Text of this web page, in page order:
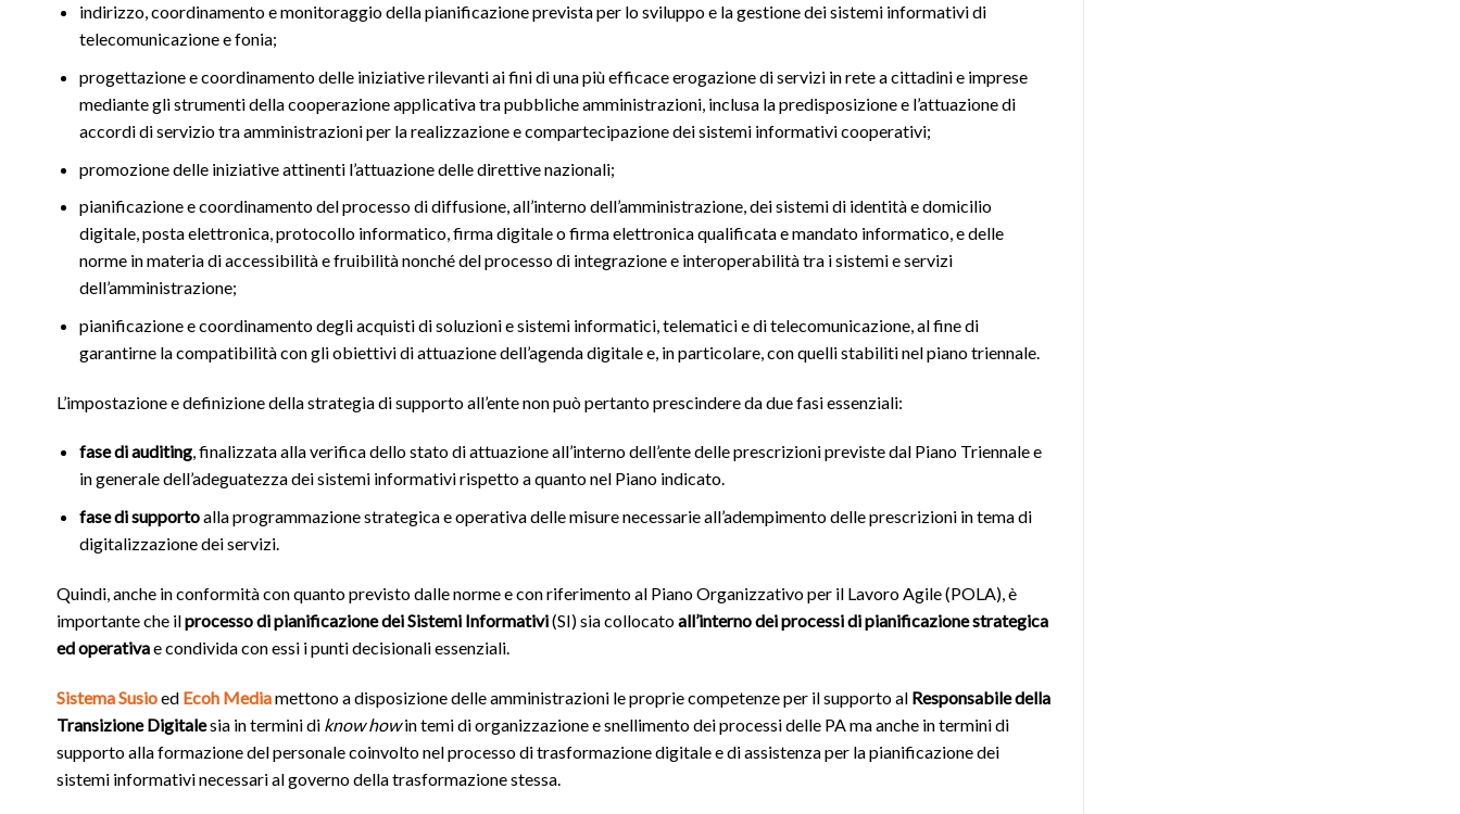
indirizzo, coordinamento e monitoraggio della pianificazione prevista per lo sviluppo e la gestione dei sistemi informativi di
telecomunicazione e fonia;
progettazione e coordinamento delle iniziative rilevanti ai fini di una più efficace erogazione di servizi in rete a cittadini e imprese
mediante gli strumenti della cooperazione applicativa tra pubbliche amministrazioni, inclusa la predisposizione e l’attuazione di
accordi di servizio tra amministrazioni per la realizzazione e compartecipazione dei sistemi informativi cooperativi;
promozione delle iniziative attinenti l’attuazione delle direttive nazionali;
pianificazione e coordinamento del processo di diffusione, all’interno dell’amministrazione, dei sistemi di identità e domicilio
digitale, posta elettronica, protocollo informatico, firma digitale o firma elettronica qualificata e mandato informatico, e delle
norme in materia di accessibilità e fruibilità nonché del processo di integrazione e interoperabilità tra i sistemi e servizi
dell’amministrazione;
pianificazione e coordinamento degli acquisti di soluzioni e sistemi informatici, telematici e di telecomunicazione, al fine di
garantirne la compatibilità con gli obiettivi di attuazione dell’agenda digitale e, in particolare, con quelli stabiliti nel piano triennale.
L’impostazione e definizione della strategia di supporto all’ente non può pertanto prescindere da due fasi essenziali:
fase di auditing, finalizzata alla verifica dello stato di attuazione all’interno dell’ente delle prescrizioni previste dal Piano Triennale e
in generale dell’adeguatezza dei sistemi informativi rispetto a quanto nel Piano indicato.
fase di supportoalla programmazione strategica e operativa delle misure necessarie all’adempimento delle prescrizioni in tema di
digitalizzazione dei servizi.
Quindi, anche in conformità con quanto previsto dalle norme e con riferimento al Piano Organizzativo per il Lavoro Agile (POLA), è
importante che ilprocesso di pianificazione dei Sistemi Informativi(SI) sia collocatoall’interno dei processi di pianificazione strategica
ed operativae condivida con essi i punti decisionali essenziali.
Sistema Susioed Ecoh Mediamettono a disposizione delle amministrazioni le proprie competenze per il supporto al Responsabile della
Transizione Digitalesia in termini di know howin temi di organizzazione e snellimento dei processi delle PA ma anche in termini di
supporto alla formazione del personale coinvolto nel processo di trasformazione digitale e di assistenza per la pianificazione dei
sistemi informativi necessari al governo della trasformazione stessa.